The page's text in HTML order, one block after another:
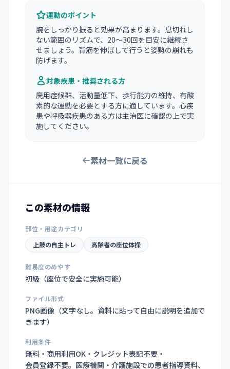
運動のポイント
腕をしっかり振ると効果が高まります。息切れし
ない範囲のリズムで、20〜30回を目安に継続さ
せましょう。背筋を伸ばして行うと姿勢の崩れも
防げます。
対象疾患・推奨される方
廃用症候群、活動量低下、歩行能力の維持、有酸
素的な運動を必要とする方に適しています。心疾
患や呼吸器疾患のある方は主治医に確認の上で実
施してください。
素材一覧に戻る
この素材の情報
部位・用途カテゴリ
上肢の自主トレ
高齢者の座位体操
難易度のめやす
初級（座位で安全に実施可能）
ファイル形式
PNG画像（文字なし。資料に貼って自由に説明を追加で
きます）
利用条件
無料・商用利用OK・クレジット表記不要・
会員登録不要。医療機関・介護施設での患者指導資料、